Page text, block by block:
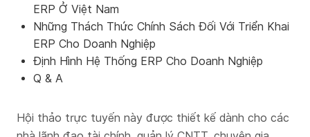
ERP Ở Việt Nam
Những Thách Thức Chính Sách Đối Với Triển Khai
ERP Cho Doanh Nghiệp
Định Hình Hệ Thống ERP Cho Doanh Nghiệp
Q & A
Hội thảo trực tuyến này được thiết kế dành cho các